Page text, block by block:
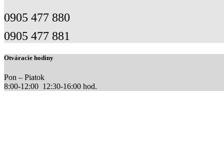
0905 477 880
0905 477 881
Otváracie hodiny
Pon – Piatok
8:00-12:00 12:30-16:00 hod.